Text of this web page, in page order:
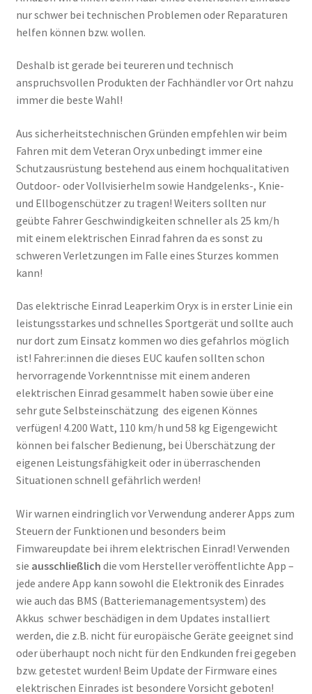
nur schwer bei technischen Problemen oder Reparaturen
helfen können bzw. wollen.
Deshalb ist gerade bei teureren und technisch
anspruchsvollen Produkten der Fachhändler vor Ort nahzu
immer die beste Wahl!
Aus sicherheitstechnischen Gründen empfehlen wir beim
Fahren mit dem Veteran Oryx unbedingt immer eine
Schutzausrüstung bestehend aus einem hochqualitativen
Outdoor- oder Vollvisierhelm sowie Handgelenks-, Knie-
und Ellbogenschützer zu tragen! Weiters sollten nur
geübte Fahrer Geschwindigkeiten schneller als 25 km/h
mit einem elektrischen Einrad fahren da es sonst zu
schweren Verletzungen im Falle eines Sturzes kommen
kann!
Das elektrische Einrad Leaperkim Oryx is in erster Linie ein
leistungsstarkes und schnelles Sportgerät und sollte auch
nur dort zum Einsatz kommen wo dies gefahrlos möglich
ist! Fahrer:innen die dieses EUC kaufen sollten schon
hervorragende Vorkenntnisse mit einem anderen
elektrischen Einrad gesammelt haben sowie über eine
sehr gute Selbsteinschätzung des eigenen Könnes
verfügen! 4.200 Watt, 110 km/h und 58 kg Eigengewicht
können bei falscher Bedienung, bei Überschätzung der
eigenen Leistungsfähigkeit oder in überraschenden
Situationen schnell gefährlich werden!
Wir warnen eindringlich vor Verwendung anderer Apps zum
Steuern der Funktionen und besonders beim
Fimwareupdate bei ihrem elektrischen Einrad! Verwenden
sie ausschließlich die vom Hersteller veröffentlichte App –
jede andere App kann sowohl die Elektronik des Einrades
wie auch das BMS (Batteriemanagementsystem) des
Akkus schwer beschädigen in dem Updates installiert
werden, die z.B. nicht für europäische Geräte geeignet sind
oder überhaupt noch nicht für den Endkunden frei gegeben
bzw. getestet wurden! Beim Update der Firmware eines
elektrischen Einrades ist besondere Vorsicht geboten!